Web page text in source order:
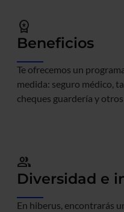
Beneficios
workspace_premium
Te ofrecemos un
medida: seguro médico,
cheques guardería y
Diversidad e
people
En hiberus, encontrarás